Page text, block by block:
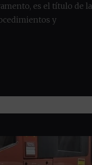
es el título de la
y